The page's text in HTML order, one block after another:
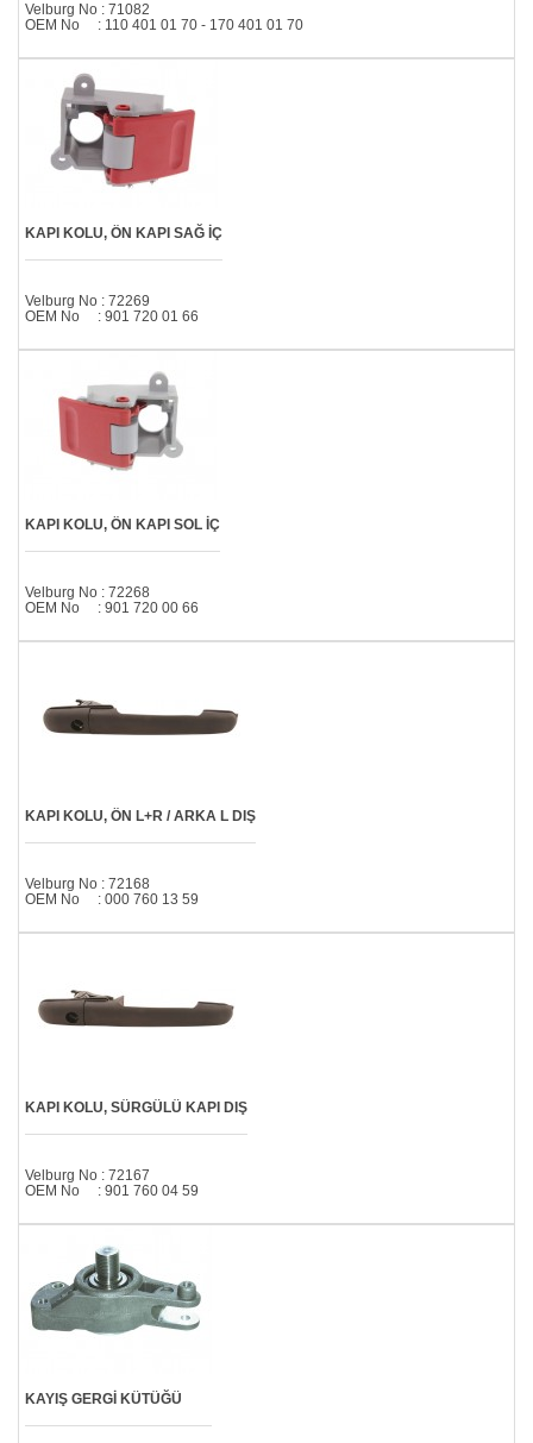
Velburg No : 71082
OEM No : 110 401 01 70 - 170 401 01 70
KAPI KOLU, ÖN KAPI SAĞ İÇ
Velburg No : 72269
OEM No : 901 720 01 66
KAPI KOLU, ÖN KAPI SOL İÇ
Velburg No : 72268
OEM No : 901 720 00 66
KAPI KOLU, ÖN L+R / ARKA L DIŞ
Velburg No : 72168
OEM No : 000 760 13 59
KAPI KOLU, SÜRGÜLÜ KAPI DIŞ
Velburg No : 72167
OEM No : 901 760 04 59
KAYIŞ GERGİ KÜTÜĞÜ